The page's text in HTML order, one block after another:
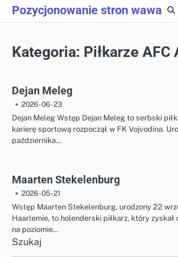
Skip
to
Pozycjonowanie stron wawa
Kategoria: Piłkarze AFC
Dejan Meleg
2026-06-23
Dejan Meleg Wstęp Dejan Meleg to serbski
karierę sportową rozpoczął w FK Vojvodina.
października…
Maarten Stekelenburg
2026-05-21
Wstęp Maarten Stekelenburg, urodzony 22
Haarlemie, to holenderski piłkarz, który zyskał
na poziomie…
Szukaj